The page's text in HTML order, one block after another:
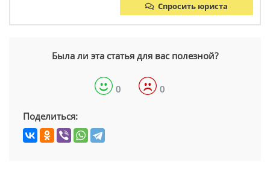
Спросить юриста
Была ли эта статья для вас полезной?
0 0
Поделиться: